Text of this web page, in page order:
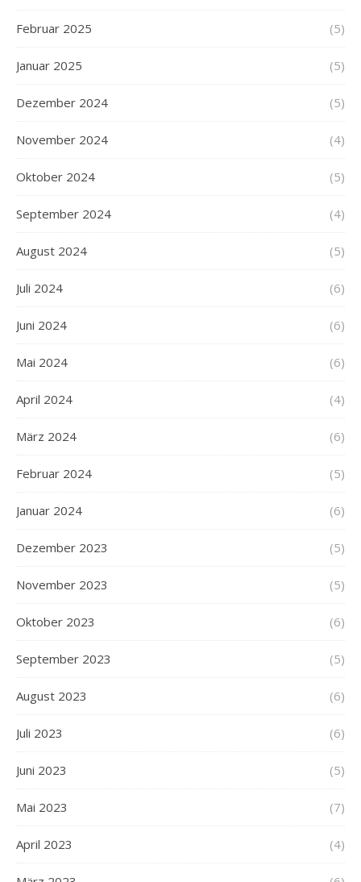
Februar 2025 (5)
Januar 2025 (5)
Dezember 2024 (5)
November 2024 (4)
Oktober 2024 (5)
September 2024 (4)
August 2024 (5)
Juli 2024 (6)
Juni 2024 (6)
Mai 2024 (6)
April 2024 (4)
März 2024 (6)
Februar 2024 (5)
Januar 2024 (6)
Dezember 2023 (5)
November 2023 (5)
Oktober 2023 (6)
September 2023 (5)
August 2023 (6)
Juli 2023 (6)
Juni 2023 (5)
Mai 2023 (7)
April 2023 (4)